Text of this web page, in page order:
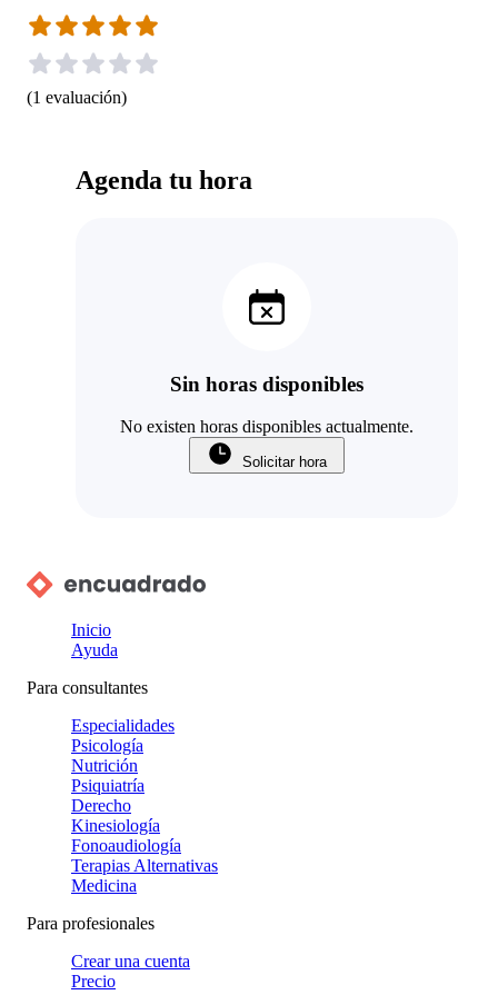
(1 evaluación)
Agenda tu hora
Sin horas disponibles
No existen horas disponibles actualmente.
Solicitar hora
Inicio
Ayuda
Para consultantes
Especialidades
Psicología
Nutrición
Psiquiatría
Derecho
Kinesiología
Fonoaudiología
Terapias Alternativas
Medicina
Para profesionales
Crear una cuenta
Precio